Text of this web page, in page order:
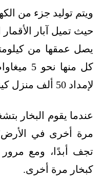
ويتم توليد جزء من
حيث تميل آبار
كل
لإمداد 50 ألف منزل كيني بالكهرباء-.
عندما يقوم البخار
مرة أخرى في الأرض؛
تجف أبدًا، ومع
كبخار مرة أخرى.